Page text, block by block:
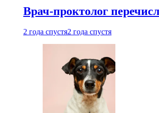
Врач-проктолог
2 года спустя2 года спустя